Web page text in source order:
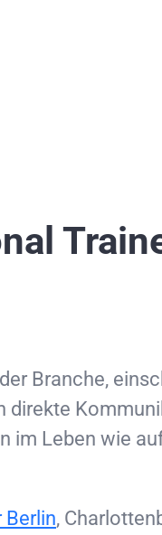
Branche,
im Leben wie
Berlin,